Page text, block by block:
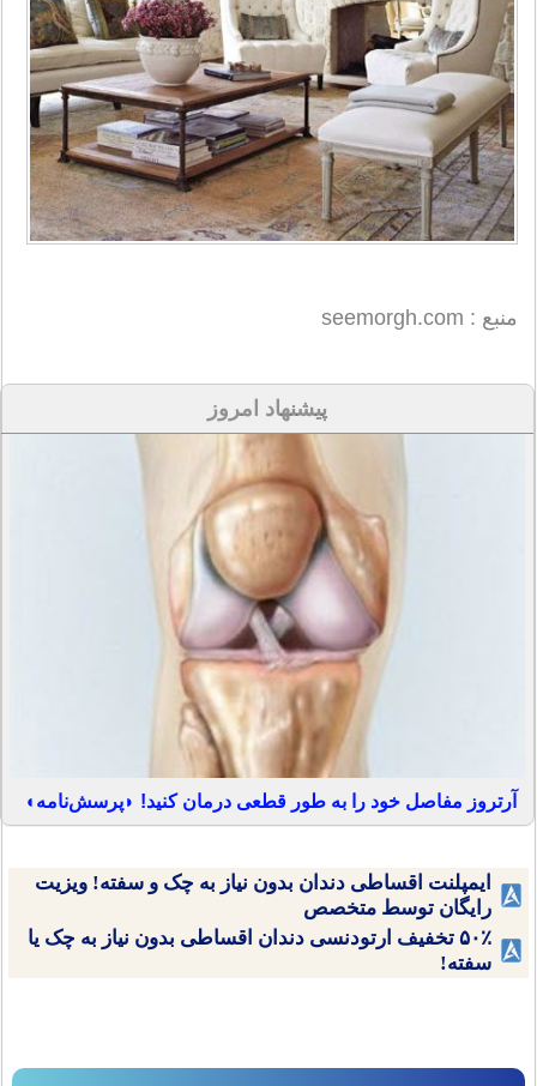
منبع : seemorgh.com
پیشنهاد امروز
آرتروز مفاصل خود را به طور قطعی درمان کنید! ◗پرسش‌نامه◖
ایمپلنت اقساطی دندان بدون نیاز به چک و سفته! ویزیت
رایگان توسط متخصص
۵۰٪ تخفیف ارتودنسی دندان اقساطی بدون نیاز به چک یا
سفته!